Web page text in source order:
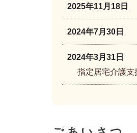
2025年11月18日
2024年7月30日
2024年3月31日
指定居宅介護